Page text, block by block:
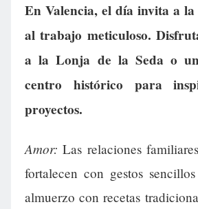
En Valencia, el día invita a
al trabajo meticuloso.
a la Lonja de la Seda o
centro histórico para
proyectos.
Amor: Las relaciones
fortalecen con gestos
almuerzo con recetas